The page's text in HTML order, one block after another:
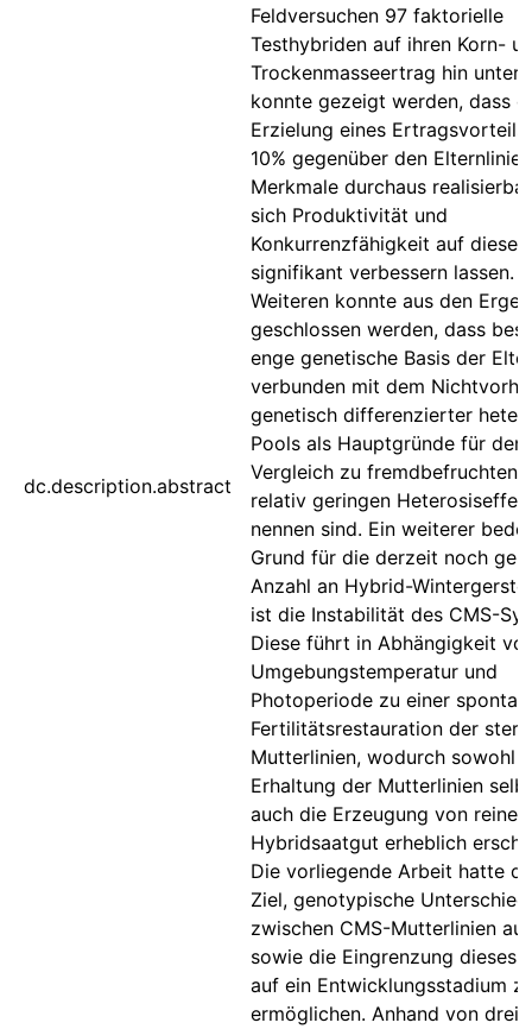
dc.description.abstract
Feldversuchen 97 faktorielle
Testhybriden auf ihren Korn-
Trockenmasseertrag hin
konnte gezeigt werden, dass
Erzielung eines Ertragsvorteils
10% gegenüber den
Merkmale durchaus
sich Produktivität und
Konkurrenzfähigkeit auf diese
signifikant verbessern lassen.
Weiteren konnte aus den
geschlossen werden, dass
enge genetische Basis der
verbunden mit dem
genetisch differenzierter
Pools als Hauptgründe für den
Vergleich zu
relativ geringen
nennen sind. Ein weiterer
Grund für die derzeit noch
Anzahl an Hybrid-
ist die Instabilität des CMS-
Diese führt in Abhängigkeit
Umgebungstemperatur und
Photoperiode zu einer
Fertilitätsrestauration der
Mutterlinien, wodurch sowohl
Erhaltung der Mutterlinien
auch die Erzeugung von
Hybridsaatgut erheblich
Die vorliegende Arbeit hatte
Ziel, genotypische
zwischen CMS-Mutterlinien
sowie die Eingrenzung dieses
auf ein Entwicklungsstadium
ermöglichen. Anhand von drei